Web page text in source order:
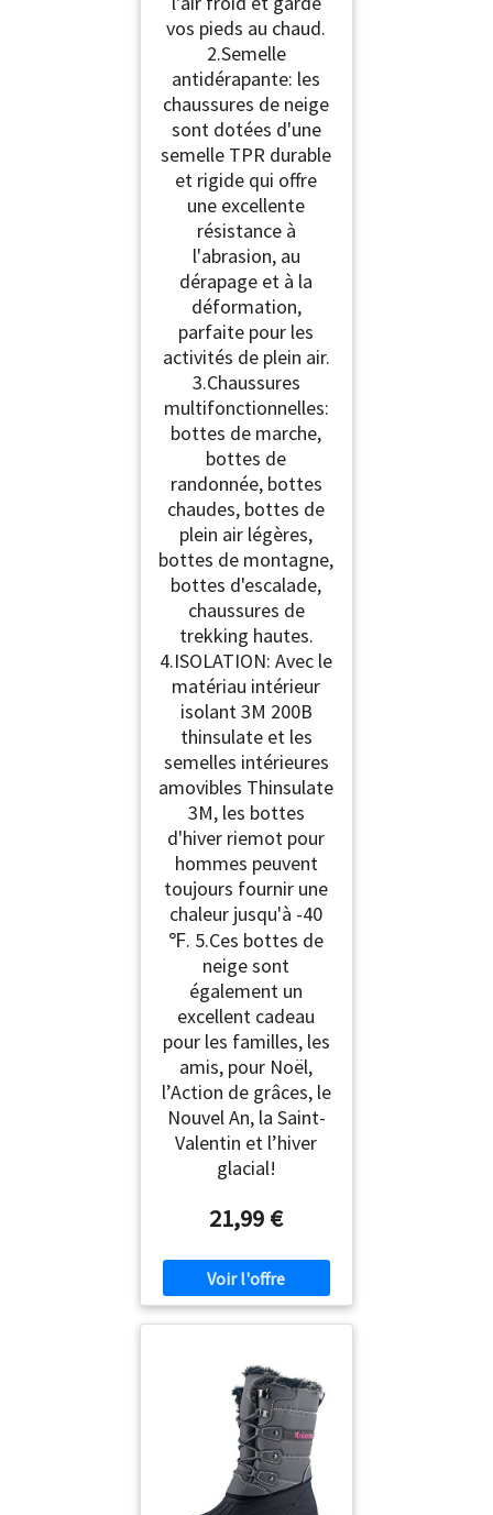
vos pieds au chaud.
2.Semelle
antidérapante: les
chaussures de neige
sont dotées d'une
semelle TPR durable
et rigide qui offre
une excellente
résistance à
l'abrasion, au
dérapage et à la
déformation,
parfaite pour les
activités de plein air.
3.Chaussures
multifonctionnelles:
bottes de marche,
bottes de
randonnée, bottes
chaudes, bottes de
plein air légères,
bottes de montagne,
bottes d'escalade,
chaussures de
trekking hautes.
4.ISOLATION: Avec le
matériau intérieur
isolant 3M 200B
thinsulate et les
semelles intérieures
amovibles Thinsulate
3M, les bottes
d'hiver riemot pour
hommes peuvent
toujours fournir une
chaleur jusqu'à -40
℉. 5.Ces bottes de
neige sont
également un
excellent cadeau
pour les familles, les
amis, pour Noël,
l’Action de grâces, le
Nouvel An, la Saint-
Valentin et l’hiver
glacial!
21,99 €